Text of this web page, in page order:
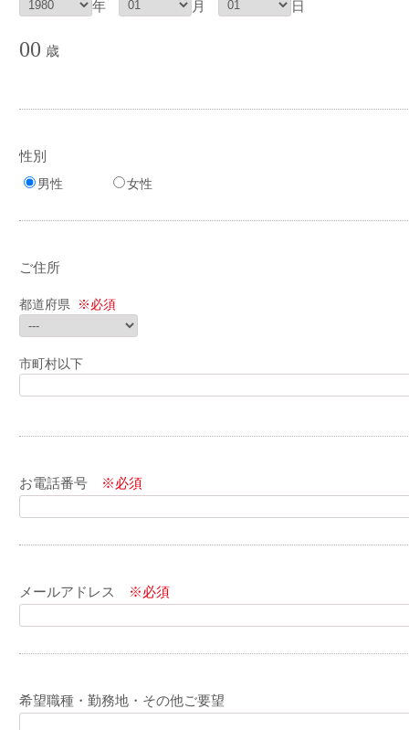
年 月 日
00 歳
性別
男性 女性
ご住所
都道府県 ※必須
市町村以下
お電話番号 ※必須
メールアドレス ※必須
希望職種・勤務地・その他ご要望